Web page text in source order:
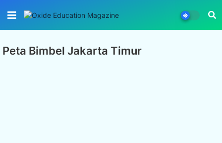
Peta Bimbel Jakarta Timur